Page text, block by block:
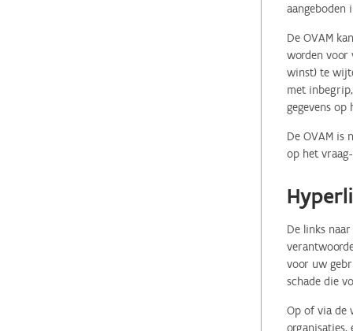
aangeboden
De OVAM
worden voor
winst) te
met
gegevens
De OVAM is
op het
De links
voor uw
schade die
Op of via de
organisaties,